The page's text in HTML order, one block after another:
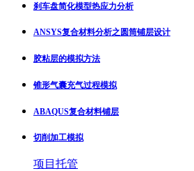
刹车盘简化模型热应力分析
ANSYS复合材料分析之圆筒铺层设计
胶粘层的模拟方法
锥形气囊充气过程模拟
ABAQUS复合材料铺层
切削加工模拟
项目托管